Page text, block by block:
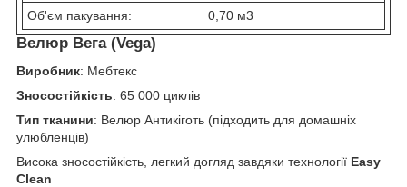
Об'єм пакування:
0,70 м3
Велюр Вега (Vega)
Виробник: Мебтекс
Зносостійкість: 65 000 циклів
Тип тканини: Велюр Антикіготь (підходить для домашніх
улюбленців)
Висока зносостійкість, легкий догляд завдяки технології Easy
Clean